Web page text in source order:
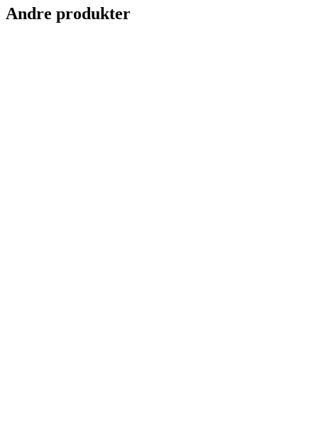
Andre produkter